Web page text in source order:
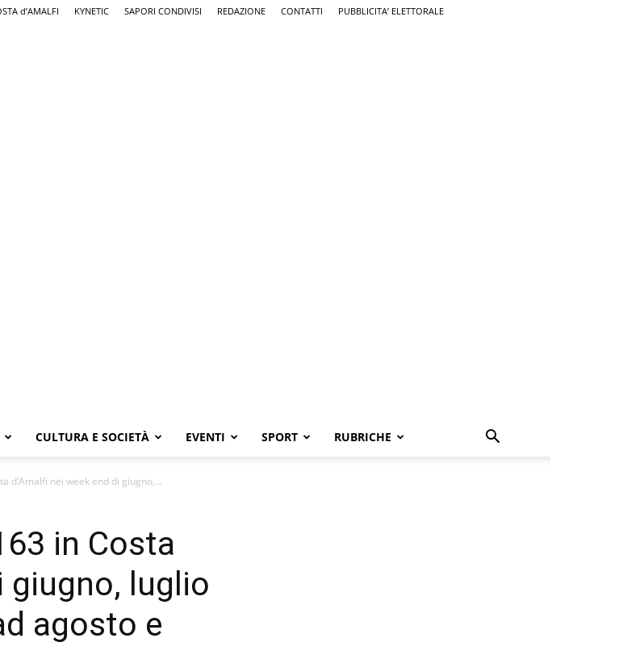
d’AMALFI KYNETIC SAPORI CONDIVISI REDAZIONE CONTATTI PUBBLICITA’ ELETTORALE
CULTURA E SOCIETÀ EVENTI SPORT RUBRICHE
d’Amalfi nei week end di giugno,...
in Costa
giugno, luglio
agosto e